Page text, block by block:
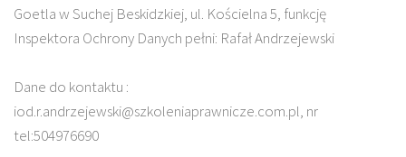
Goetla w Suchej Beskidzkiej, ul. Kościelna 5, funkcję
Inspektora Ochrony Danych pełni: Rafał Andrzejewski
Dane do kontaktu :
iod.r.andrzejewski@szkoleniaprawnicze.com.pl, nr
tel:504976690